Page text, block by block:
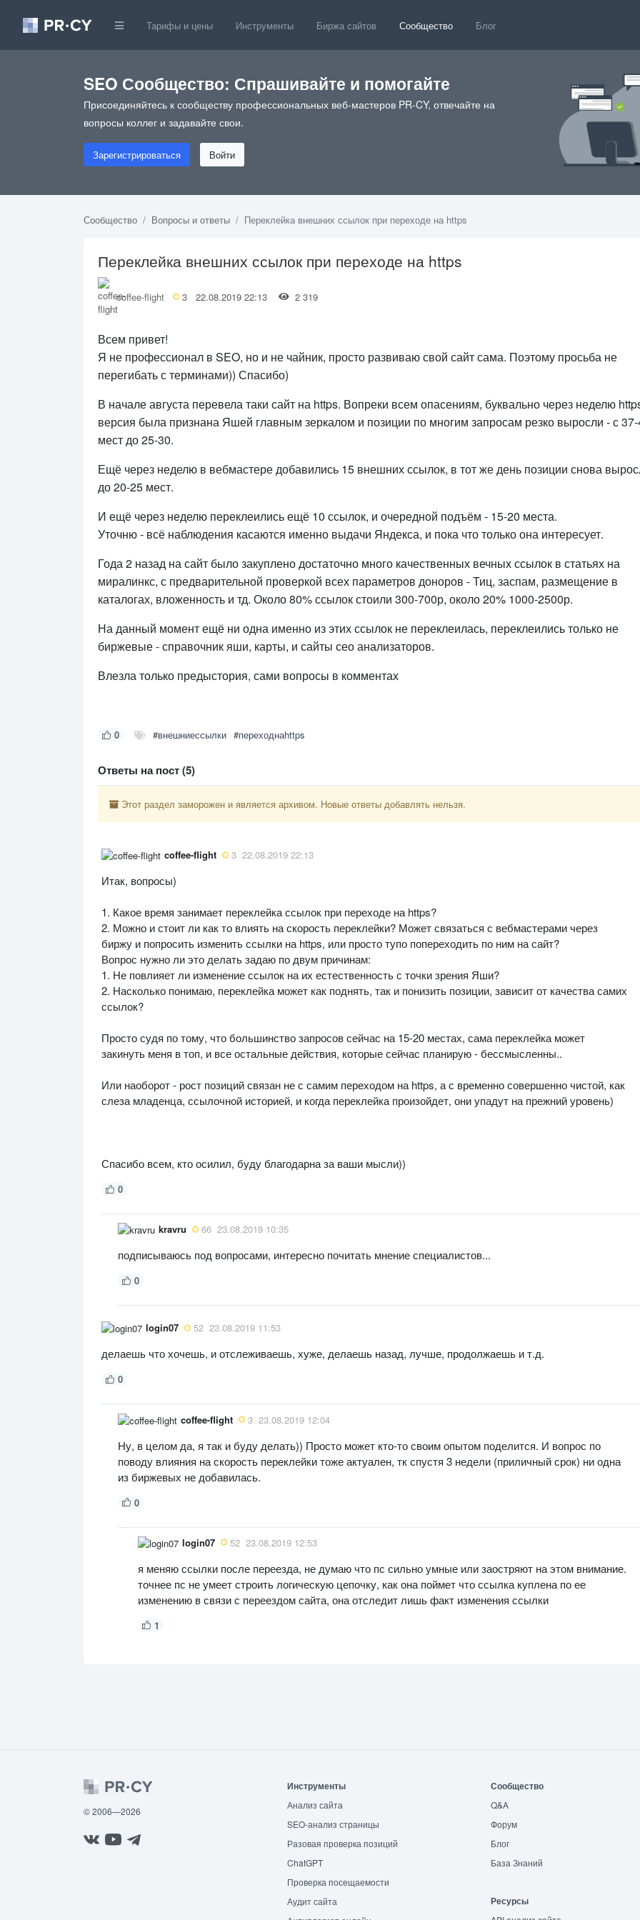
Тарифы и цены Инструменты Биржа сайтов Сообщество Блог
SEO Сообщество: Спрашивайте и помогайте
Присоединяйтесь к сообществу профессиональных веб-мастеров PR-CY, отвечайте на
вопросы коллег и задавайте свои.
Зарегистрироваться Войти
Сообщество Вопросы и ответы Переклейка внешних ссылок при переходе на https
Переклейка внешних ссылок при переходе на https
coffee-flight 3 22.08.2019 22:13 2 319
Всем привет!
Я не профессионал в SEO, но и не чайник, просто развиваю свой сайт сама. Поэтому просьба не
перегибать с терминами)) Спасибо)
В начале августа перевела таки сайт на https. Вопреки всем опасениям, буквально через неделю
версия была признана Яшей главным зеркалом и позиции по многим запросам резко выросли - с
мест до 25-30.
Ещё через неделю в вебмастере добавились 15 внешних ссылок, в тот же день позиции снова
до 20-25 мест.
И ещё через неделю переклеились ещё 10 ссылок, и очередной подъём - 15-20 места.
Уточню - всё наблюдения касаются именно выдачи Яндекса, и пока что только она интересует.
Года 2 назад на сайт было закуплено достаточно много качественных вечных ссылок в статьях на
миралинкс, с предварительной проверкой всех параметров доноров - Тиц, заспам, размещение в
каталогах, вложенность и тд. Около 80% ссылок стоили 300-700р, около 20% 1000-2500р.
На данный момент ещё ни одна именно из этих ссылок не переклеилась, переклеились только не
биржевые - справочник яши, карты, и сайты сео анализаторов.
Влезла только предыстория, сами вопросы в комментах
0 #внешниессылки #переходнаhttps
Ответы на пост (5)
Этот раздел заморожен и является архивом. Новые ответы добавлять нельзя.
coffee-flight 3 22.08.2019 22:13
Итак, вопросы)
1. Какое время занимает переклейка ссылок при переходе на https?
2. Можно и стоит ли как то влиять на скорость переклейки? Может связаться с вебмастерами через
биржу и попросить изменить ссылки на https, или просто тупо попереходить по ним на сайт?
Вопрос нужно ли это делать задаю по двум причинам:
1. Не повлияет ли изменение ссылок на их естественность с точки зрения Яши?
2. Насколько понимаю, переклейка может как поднять, так и понизить позиции, зависит от качества самих
ссылок?
Просто судя по тому, что большинство запросов сейчас на 15-20 местах, сама переклейка может
закинуть меня в топ, и все остальные действия, которые сейчас планирую - бессмысленны..
Или наоборот - рост позиций связан не с самим переходом на https, а с временно совершенно чистой, как
слеза младенца, ссылочной историей, и когда переклейка произойдет, они упадут на прежний уровень)
Спасибо всем, кто осилил, буду благодарна за ваши мысли))
0
kravru 66 23.08.2019 10:35
подписываюсь под вопросами, интересно почитать мнение специалистов...
0
login07 52 23.08.2019 11:53
делаешь что хочешь, и отслеживаешь, хуже, делаешь назад, лучше, продолжаешь и т.д.
0
coffee-flight 3 23.08.2019 12:04
Ну, в целом да, я так и буду делать)) Просто может кто-то своим опытом поделится. И вопрос по
поводу влияния на скорость переклейки тоже актуален, тк спустя 3 недели (приличный срок) ни одна
из биржевых не добавилась.
0
login07 52 23.08.2019 12:53
я меняю ссылки после переезда, не думаю что пс сильно умные или заостряют на этом внимание.
точнее пс не умеет строить логическую цепочку, как она поймет что ссылка куплена по ее
изменению в связи с переездом сайта, она отследит лишь факт изменения ссылки
1
© 2006—2026
Инструменты
Анализ сайта
SEO-анализ страницы
Разовая проверка позиций
ChatGPT
Проверка посещаемости
Аудит сайта
Сообщество
Q&A
Форум
Блог
База Знаний
Ресурсы